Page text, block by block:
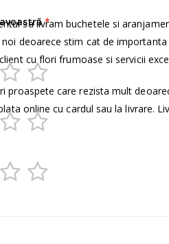
sa livram buchetele si
deoarece stim cat de
cu flori frumoase si servicii
proaspete care rezista mult
online cu cardul sau la livrare.